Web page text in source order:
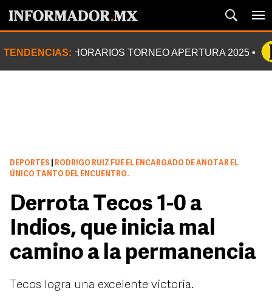
TENDENCIAS: HORARIOS TORNEO APERTURA 2025
DEPORTES
RODRIGO RUIZ FUE EL ENCARGADO DE ANOTAR EL
ÚNICO TANTO DEL ENCUENTRO.
Derrota Tecos 1-0 a
Indios, que inicia mal
camino a la permanencia
Tecos logra una excelente victoria.